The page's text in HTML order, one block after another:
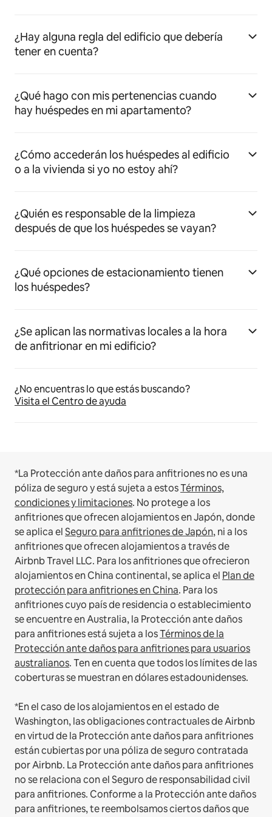
¿Hay alguna regla del edificio que debería
tener en cuenta?
¿Qué hago con mis pertenencias cuando
hay huéspedes en mi apartamento?
¿Cómo accederán los huéspedes al edificio
o a la vivienda si yo no estoy ahí?
¿Quién es responsable de la limpieza
después de que los huéspedes se vayan?
¿Qué opciones de estacionamiento tienen
los huéspedes?
¿Se aplican las normativas locales a la hora
de anfitrionar en mi edificio?
¿No encuentras lo que estás buscando?
Visita el Centro de ayuda
*La Protección ante daños para anfitriones no es una
póliza de seguro y está sujeta a estosTérminos,
condiciones y limitaciones. No protege a los
anfitriones que ofrecen alojamientos en Japón, donde
se aplica elSeguro para anfitriones de Japón, ni a los
anfitriones que ofrecen alojamientos a través de
Airbnb Travel LLC. Para los anfitriones que ofrecieron
alojamientos en China continental, se aplica el Plan de
protección para anfitriones en China. Para los
anfitriones cuyo país de residencia o establecimiento
se encuentre en Australia, la Protección ante daños
para anfitriones está sujeta a losTérminos de la
Protección ante daños para anfitriones para usuarios
australianos. Ten en cuenta que todos los límites de las
coberturas se muestran en dólares estadounidenses.
*En el caso de los alojamientos en el estado de
Washington, las obligaciones contractuales de Airbnb
en virtud de la Protección ante daños para anfitriones
están cubiertas por una póliza de seguro contratada
por Airbnb. La Protección ante daños para anfitriones
no se relaciona con el Seguro de responsabilidad civil
para anfitriones. Conforme a la Protección ante daños
para anfitriones, te reembolsamos ciertos daños que